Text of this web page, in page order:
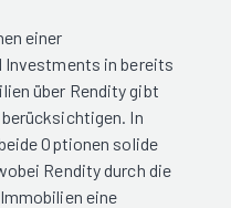
einer
Investments in bereits
über Rendity gibt
In
Optionen solide
Rendity durch die
eine